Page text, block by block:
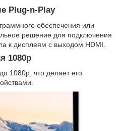
Plug-n-Play
обеспечения или
решение для подключения
к дисплеям с выходом HDMI.
1080p
1080p, что делает его